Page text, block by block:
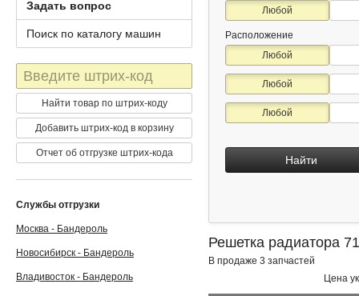
Любой
Расположение
Любой
Любой
Любой
Найти
Решетка радиатора
В продаже 3 запчастей
Цена
Задать вопрос
Поиск по каталогу машин
Штрих-
код
Найти товар по штрих-коду
Добавить штрих-код в корзину
Отчет об отгрузке штрих-кода
Службы отгрузки
Москва - Бандероль
Новосибирск - Бандероль
Владивосток - Бандероль